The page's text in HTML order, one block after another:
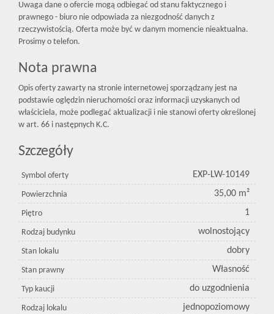
Uwaga dane o ofercie mogą odbiegać od stanu faktycznego i
prawnego - biuro nie odpowiada za niezgodność danych z
rzeczywistością. Oferta może być w danym momencie nieaktualna.
Prosimy o telefon.
Nota prawna
Opis oferty zawarty na stronie internetowej sporządzany jest na
podstawie oględzin nieruchomości oraz informacji uzyskanych od
właściciela, może podlegać aktualizacji i nie stanowi oferty określonej
w art. 66 i następnych K.C.
Szczegóły
Symbol oferty EXP-LW-10149
Powierzchnia 35,00 m²
Piętro 1
Rodzaj budynku wolnostojący
Stan lokalu dobry
Stan prawny Własność
Typ kaucji do uzgodnienia
Rodzaj lokalu jednopoziomowy